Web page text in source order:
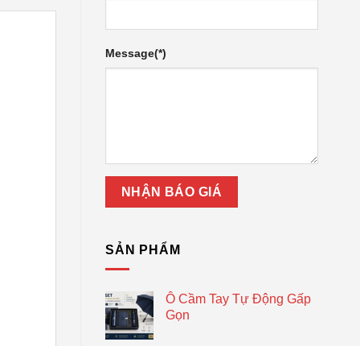
Message(*)
SẢN PHẨM
Ô Cầm Tay Tự Động Gấp
Gọn